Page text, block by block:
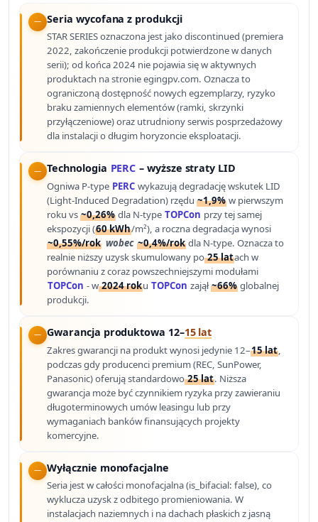
Seria wycofana z produkcji
STAR SERIES oznaczona jest jako discontinued (premiera
2022, zakończenie produkcji potwierdzone w danych
serii); od końca 2024 nie pojawia się w aktywnych
produktach na stronie egingpv.com. Oznacza to
ograniczoną dostępność nowych egzemplarzy, ryzyko
braku zamiennych elementów (ramki, skrzynki
przyłączeniowe) oraz utrudniony serwis posprzedażowy
dla instalacji o długim horyzoncie eksploatacji.
Technologia PERC – wyższe straty LID
Ogniwa P-type PERC wykazują degradację wskutek LID
(Light-Induced Degradation) rzędu~1,9% w pierwszym
roku vs~0,26% dla N-type TOPCon przy tej samej
ekspozycji (60 kWh/m²), a roczna degradacja wynosi
~0,55%/rok wobec ~0,4%/rok dla N-type. Oznacza to
realnie niższy uzysk skumulowany po25 latach w
porównaniu z coraz powszechniejszymi modułami
TOPCon - w2024 roku TOPCon zajął~66% globalnej
produkcji.
Gwarancja produktowa 12–15 lat
Zakres gwarancji na produkt wynosi jedynie 12–15 lat,
podczas gdy producenci premium (REC, SunPower,
Panasonic) oferują standardowo25 lat. Niższa
gwarancja może być czynnikiem ryzyka przy zawieraniu
długoterminowych umów leasingu lub przy
wymaganiach banków finansujących projekty
komercyjne.
Wyłącznie monofacjalne
Seria jest w całości monofacjalna (is_bifacial: false), co
wyklucza uzysk z odbitego promieniowania. W
instalacjach naziemnych i na dachach płaskich z jasną